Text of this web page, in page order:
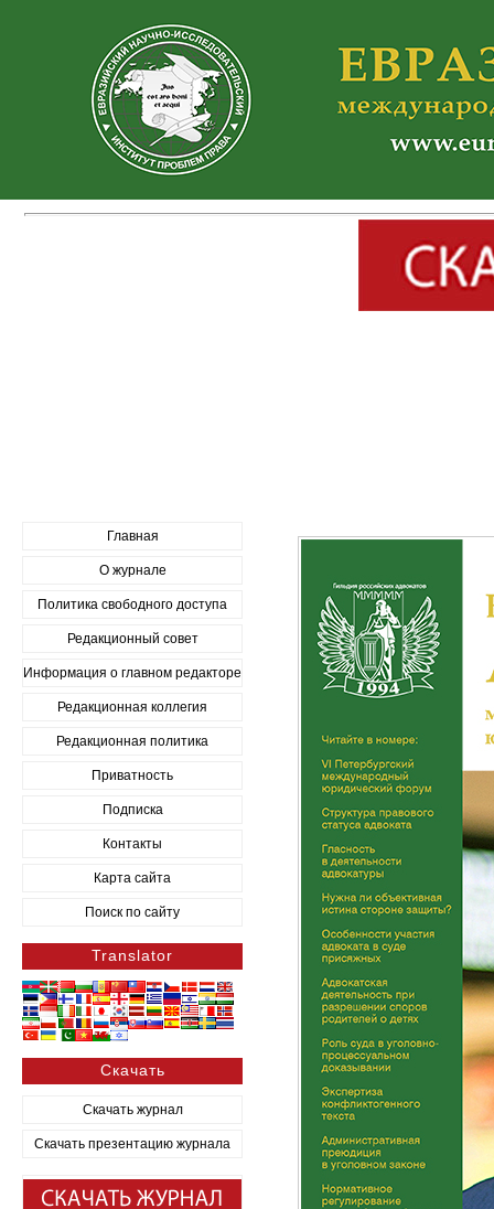
Главная
О журнале
Политика свободного доступа
Редакционный совет
Информация о главном редакторе
Редакционная коллегия
Редакционная политика
Приватность
Подписка
Контакты
Карта сайта
Поиск по сайту
Translator
Скачать
Скачать журнал
Скачать презентацию журнала